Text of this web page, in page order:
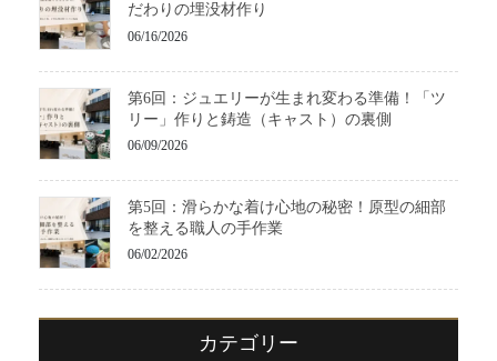
だわりの埋没材作り
06/16/2026
第6回：ジュエリーが生まれ変わる準備！「ツ
リー」作りと鋳造（キャスト）の裏側
06/09/2026
第5回：滑らかな着け心地の秘密！原型の細部
を整える職人の手作業
06/02/2026
カテゴリー